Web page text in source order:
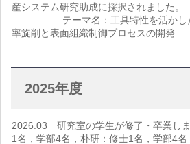
産システム研究助成に採択されました。
テーマ名：工具特性を活かした
率旋削と表面組織制御プロセスの開発
2025年度
2026.03 研究室の学生が修了・卒業し
1名，学部4名，朴研：修士1名，学部4名